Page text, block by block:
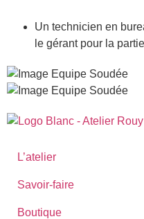
Un technicien en
le gérant pour la
L’atelier
Savoir-faire
Boutique